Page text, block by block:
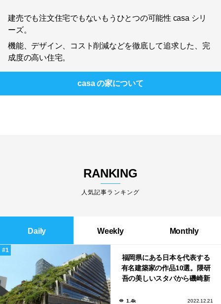
建売でも注文住宅でもないもうひとつの可能性 casa シリ
ーズ。
機能、デザイン、コスト削減などを徹底して追求した、完
成度の高い住宅。
casa の家について
RANKING
人気記事ランキング
Daily Weekly Monthly
福岡県にある日本を代表する
有名建築家の作品10選。隈研
吾の美しいスタバから磯崎新
1.4k 2022.12.21